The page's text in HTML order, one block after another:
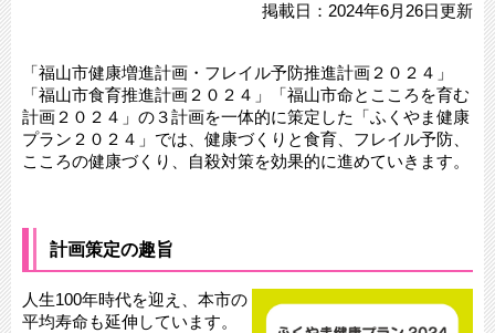
掲載日：2024年6月26日更新
「福山市健康増進計画・フレイル予防推進計画２０２４」
「福山市食育推進計画２０２４」「福山市命とこころを育む
計画２０２４」の３計画を一体的に策定した「ふくやま健康
プラン２０２４」では、健康づくりと食育、フレイル予防、
こころの健康づくり、自殺対策を効果的に進めていきます。
計画策定の趣旨
人生100年時代を迎え、本市の
平均寿命も延伸しています。